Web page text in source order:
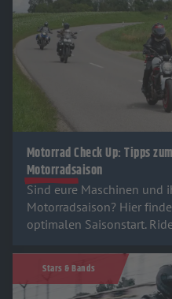
Motorrad Check Up: Tipps
Motorradsaison
Sind eure Maschinen und
Motorradsaison? Hier
optimalen Saisonstart.
Stars & Bands